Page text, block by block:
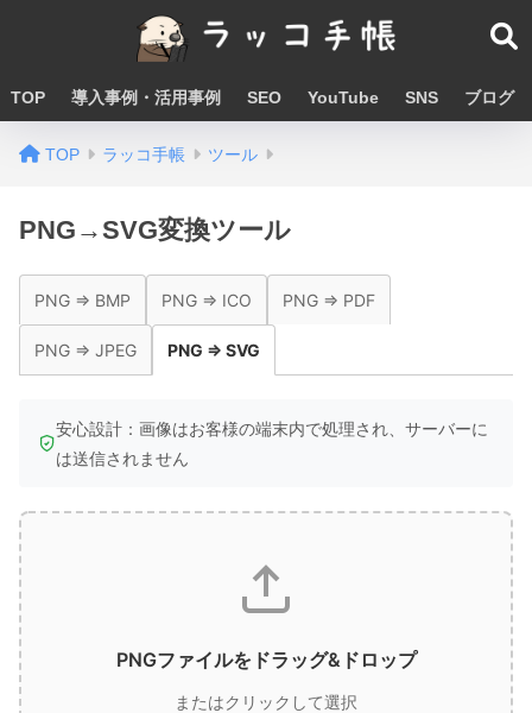
TOP 導入事例・活用事例 SEO YouTube SNS ブログ
TOP ラッコ手帳 ツール
PNG→SVG変換ツール
PNG ⇒ BMP PNG ⇒ ICO PNG ⇒ PDF
PNG ⇒ JPEG PNG ⇒ SVG
安心設計：画像はお客様の端末内で処理され、サーバーに
は送信されません
PNGファイルをドラッグ&ドロップ
またはクリックして選択